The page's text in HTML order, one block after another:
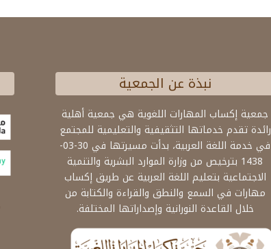
نبذة عن الجمعية
جمعية إكساب المهارات اللغوية هي جمعية أهلية
رائدة تقدم خدماتها التثقيفية والتعليمية للمجتمع
في خدمة اللغة العربية، بدأت مسيرتها في 30-03-
1438 بترخيص من وزارة الموارد البشرية والتنمية
الاجتماعية بتعليم اللغة العربية عن طريق إكساب
مهارات في السمع والنطق والقراءة والكتابة من
خلال القاعدة النورانية وإصداراتها المختلفة.